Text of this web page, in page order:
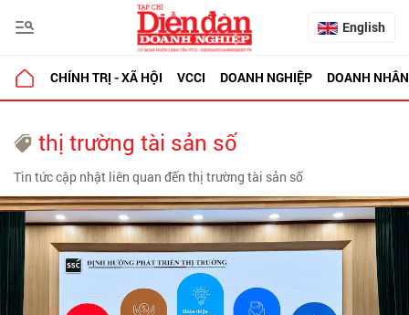
English
CHÍNH TRỊ - XÃ HỘI VCCI DOANH NGHIỆP DOANH NHÂN
thị trường tài sản số
Tin tức cập nhật liên quan đến thị trường tài sản số